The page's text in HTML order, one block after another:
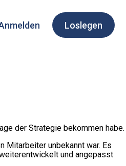
Loslegen
der Strategie bekommen habe.
Mitarbeiter unbekannt war. Es
und angepasst